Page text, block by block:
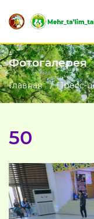
Фотогалерея
Главная Пресс-
50